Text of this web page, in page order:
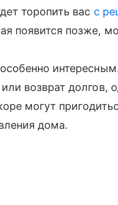
торопить вас с
появится позже,
возврат долгов,
могут
дома.